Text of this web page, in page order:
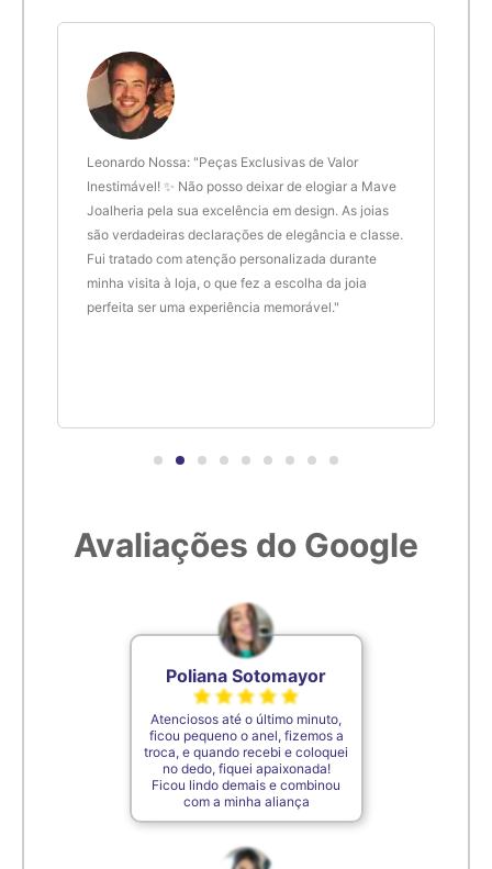
6cm 20
6,1cm
6,2cm 22
6,3cm 23
6,4cm 24
6,8cm 28
7,1cm 31
Leonardo Nossa: "Peças Exclusivas de Valor
Inestimável! ✨ Não posso deixar de elogiar a Mave
Joalheria pela sua excelência em design. As joias
são verdadeiras declarações de elegância e classe.
Fui tratado com atenção personalizada durante
minha visita à loja, o que fez a escolha da joia
perfeita ser uma experiência memorável."
Avaliações do Google
Poliana Sotomayor
Atenciosos até o último minuto,
ficou pequeno o anel, fizemos a
troca, e quando recebi e coloquei
no dedo, fiquei apaixonada!
Ficou lindo demais e combinou
com a minha aliança